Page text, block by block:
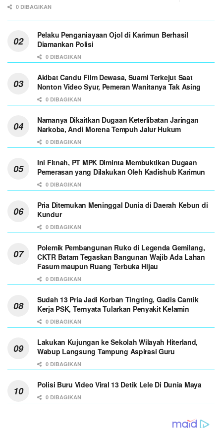
0 DIBAGIKAN
Pelaku Penganiayaan Ojol di Karimun Berhasil
Diamankan Polisi
0 DIBAGIKAN
Akibat Candu Film Dewasa, Suami Terkejut Saat
Nonton Video Syur, Pemeran Wanitanya Tak Asing
0 DIBAGIKAN
Namanya Dikaitkan Dugaan Keterlibatan Jaringan
Narkoba, Andi Morena Tempuh Jalur Hukum
0 DIBAGIKAN
Ini Fitnah, PT MPK Diminta Membuktikan Dugaan
Pemerasan yang Dilakukan Oleh Kadishub Karimun
0 DIBAGIKAN
Pria Ditemukan Meninggal Dunia di Daerah Kebun di
Kundur
0 DIBAGIKAN
Polemik Pembangunan Ruko di Legenda Gemilang,
CKTR Batam Tegaskan Bangunan Wajib Ada Lahan
Fasum maupun Ruang Terbuka Hijau
0 DIBAGIKAN
Sudah 13 Pria Jadi Korban Tingting, Gadis Cantik
Kerja PSK, Ternyata Tularkan Penyakit Kelamin
0 DIBAGIKAN
Lakukan Kujungan ke Sekolah Wilayah Hiterland,
Wabup Langsung Tampung Aspirasi Guru
0 DIBAGIKAN
Polisi Buru Video Viral 13 Detik Lele Di Dunia Maya
0 DIBAGIKAN